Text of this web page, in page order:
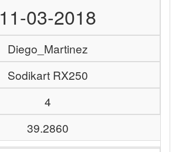
11-03-2018
Diego_Martinez
Sodikart RX250
4
39.2860